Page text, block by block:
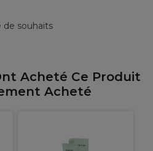
de souhaits
Acheté Ce Produit
Acheté